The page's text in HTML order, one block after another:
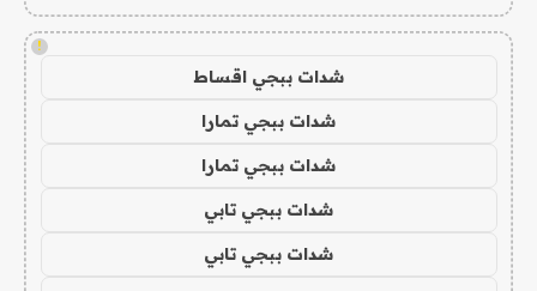
!
شدات ببجي اقساط
شدات ببجي تمارا
شدات ببجي تمارا
شدات ببجي تابي
شدات ببجي تابي